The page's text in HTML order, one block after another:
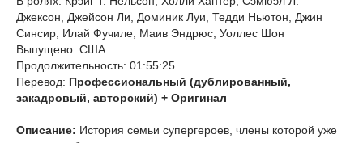
Джексон, Джейсон Ли, Доминик Луи, Тедди Ньютон, Джин
Синсир, Илай Фучиле, Маив Эндрюс, Уоллес Шон
Выпущено: США
Продолжительность: 01:55:25
Перевод: Профессиональный (дублированный,
закадровый, авторский) + Оригинал
Описание: История семьи супергероев, члены которой уже